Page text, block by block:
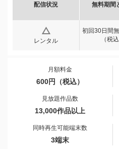
配信状況 無料期間
レンタル
初回30日間
（税込
月額料金
600円（税込）
見放題作品数
13,000作品以上
同時再生可能端末数
3端末